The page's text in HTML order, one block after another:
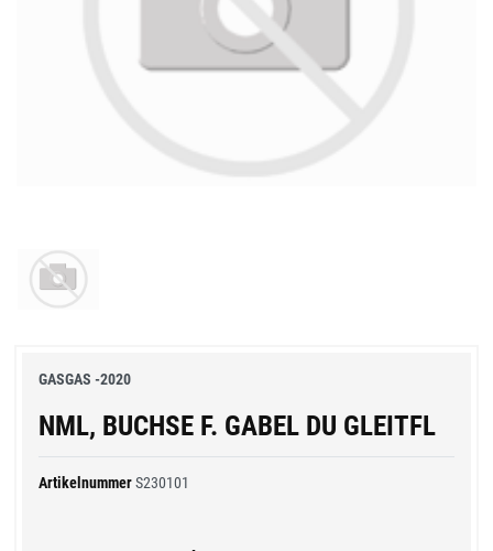
GASGAS -2020
NML, BUCHSE F. GABEL DU GLEITFL
ArtikelnummerS230101